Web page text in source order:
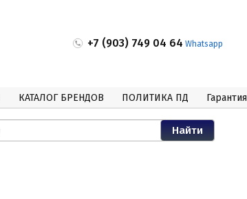
+7 (903) 749 04 64 Whatsapp
КАТАЛОГ БРЕНДОВ ПОЛИТИКА ПД Гарантия